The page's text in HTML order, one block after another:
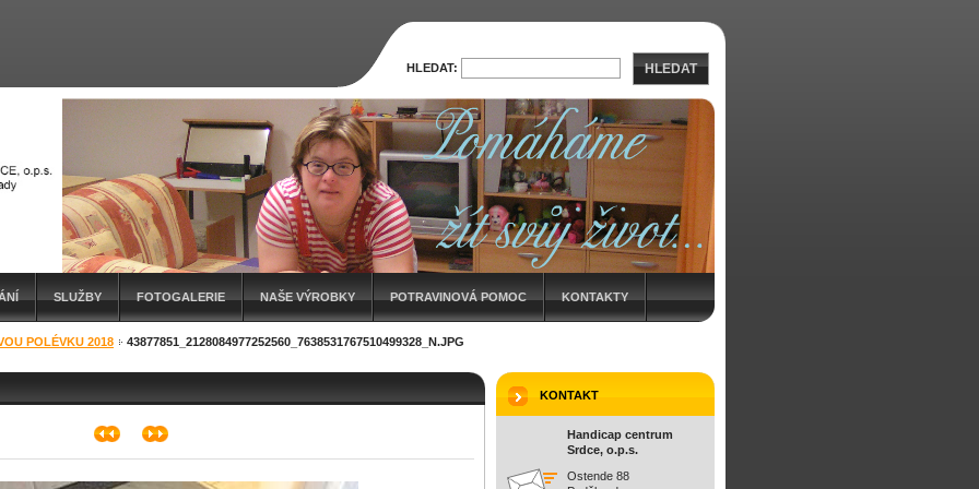
SLUŽBY FOTOGALERIE NAŠE VÝROBKY POTRAVINOVÁ POMOC KONTAKTY
AUTOMOBILŮ PRO HANDICAP CENTRUM SRDCE, O.P.S.
POLÉVKU 2018 43877851_2128084977252560_7638531767510499328_N.JPG
KONTAKT
Handicap centrum
Srdce, o.p.s.
Ostende 88
HLEDAT: HLEDAT